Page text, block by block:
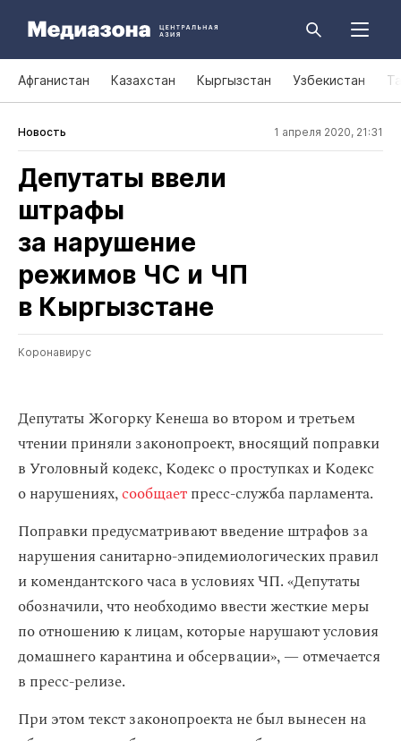
Афганистан Казахстан Кыргызстан Узбекистан
Новость 1 апреля 2020, 21:31
Депутаты ввели
штрафы
за нарушение
режимов ЧС и ЧП
в Кыргызстане
Коронавирус
Депутаты Жогорку Кенеша во втором и третьем
чтении приняли законопроект, вносящий поправки
в Уголовный кодекс, Кодекс о проступках и Кодекс
о нарушениях,сообщаетпресс-служба парламента.
Поправки предусматривают введение штрафов за
нарушения санитарно-эпидемиологических правил
и комендантского часа в условиях ЧП. «Депутаты
обозначили, что необходимо ввести жесткие меры
по отношению к лицам, которые нарушают условия
домашнего карантина и обсервации», — отмечается
в пресс-релизе.
При этом текст законопроекта не был вынесен на